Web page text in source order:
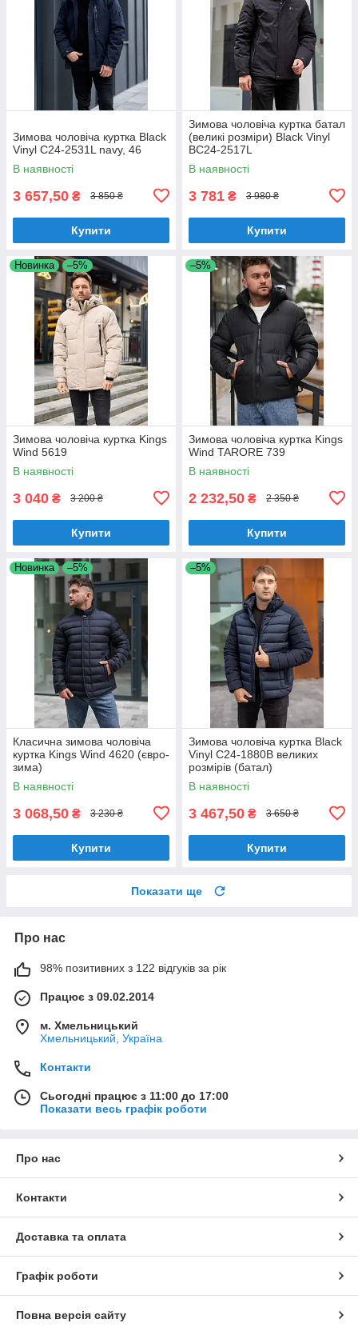
Зимова чоловіча куртка Black
Vinyl C24-2531L navy, 46
В наявності
3 657,50 ₴ 3 850 ₴
Купити
Зимова чоловіча куртка батал
(великі розміри) Black Vinyl
BC24-2517L
В наявності
3 781 ₴ 3 980 ₴
Купити
Новинка –5%
Зимова чоловіча куртка Kings
Wind 5619
В наявності
3 040 ₴ 3 200 ₴
Купити
–5%
Зимова чоловіча куртка Kings
Wind TARORE 739
В наявності
2 232,50 ₴ 2 350 ₴
Купити
Новинка –5%
Класична зимова чоловіча
куртка Kings Wind 4620 (євро-
зима)
В наявності
3 068,50 ₴ 3 230 ₴
Купити
–5%
Зимова чоловіча куртка Black
Vinyl C24-1880B великих
розмірів (батал)
В наявності
3 467,50 ₴ 3 650 ₴
Купити
Показати ще
Про нас
98% позитивних з 122 відгуків за рік
Працює з 09.02.2014
м. Хмельницький
Хмельницький, Україна
Контакти
Сьогодні працює з 11:00 до 17:00
Показати весь графік роботи
Про нас
Контакти
Доставка та оплата
Графік роботи
Повна версія сайту